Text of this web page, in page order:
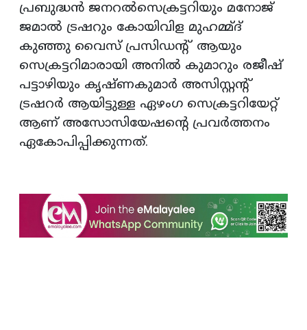
പ്രബുദ്ധന്‍ ജനറല്‍സെക്രട്ടറിയും മനോജ്
ജമാല്‍ ട്രഷറും കോയിവിള മുഹമ്മ്ദ്
കുഞ്ഞു വൈസ് പ്രസിഡന്റ് ആയും
സെക്രട്ടറിമാരായി അനില്‍ കുമാറും രജീഷ്
പട്ടാഴിയും കൃഷ്ണകുമാര്‍ അസിസ്റ്റന്റ്
ട്രഷറര്‍ ആയിട്ടുള്ള ഏഴംഗ സെക്രട്ടറിയേറ്റ്
ആണ് അസോസിയേഷന്റെ പ്രവര്‍ത്തനം
ഏകോപിപ്പിക്കുന്നത്.